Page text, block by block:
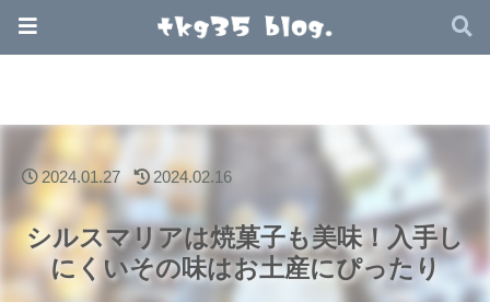
シルスマリアは焼菓子も美味！入手し
にくいその味はお土産にぴったり
2024.01.27 2024.02.16